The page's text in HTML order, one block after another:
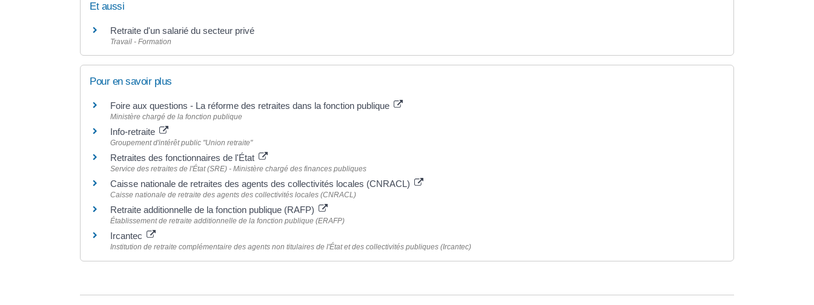
Et aussi
Retraite d'un salarié du secteur privé
Travail - Formation
Pour en savoir plus
Foire aux questions - La réforme des retraites dans la fonction publique
Ministère chargé de la fonction publique
Info-retraite
Groupement d'intérêt public "Union retraite"
Retraites des fonctionnaires de l'État
Service des retraites de l'État (SRE) - Ministère chargé des finances publiques
Caisse nationale de retraites des agents des collectivités locales (CNRACL)
Caisse nationale de retraite des agents des collectivités locales (CNRACL)
Retraite additionnelle de la fonction publique (RAFP)
Établissement de retraite additionnelle de la fonction publique (ERAFP)
Ircantec
Institution de retraite complémentaire des agents non titulaires de l'État et des collectivités publiques (Ircantec)